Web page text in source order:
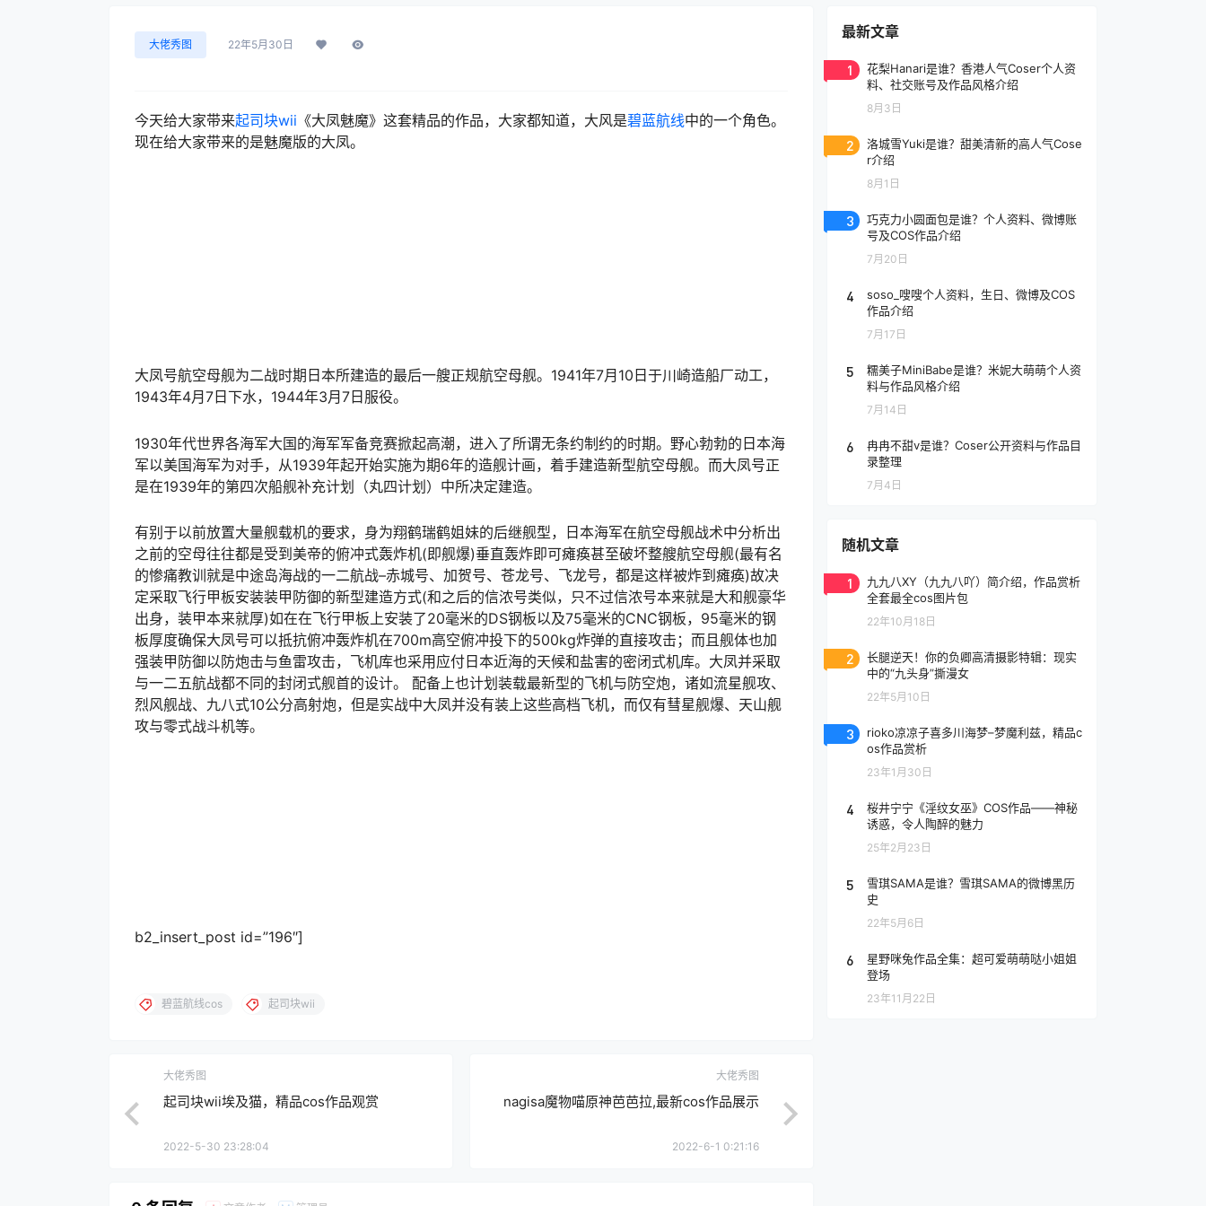
大佬秀图 22年5月30日
今天给大家带来起司块wii 《大凤魅魔》这套精品的作品，大家都知道，大风是碧蓝航线中的一个角色。
现在给大家带来的是魅魔版的大凤。
大凤号航空母舰为二战时期日本所建造的最后一艘正规航空母舰。1941年7月10日于川崎造船厂动工，
1943年4月7日下水，1944年3月7日服役。
1930年代世界各海军大国的海军军备竞赛掀起高潮，进入了所谓无条约制约的时期。野心勃勃的日本海
军以美国海军为对手，从1939年起开始实施为期6年的造舰计画，着手建造新型航空母舰。而大凤号正
是在1939年的第四次船舰补充计划（丸四计划）中所决定建造。
有别于以前放置大量舰载机的要求，身为翔鹤瑞鹤姐妹的后继舰型，日本海军在航空母舰战术中分析出
之前的空母往往都是受到美帝的俯冲式轰炸机(即舰爆)垂直轰炸即可瘫痪甚至破坏整艘航空母舰(最有名
的惨痛教训就是中途岛海战的一二航战–赤城号、加贺号、苍龙号、飞龙号，都是这样被炸到瘫痪)故决
定采取飞行甲板安装装甲防御的新型建造方式(和之后的信浓号类似，只不过信浓号本来就是大和舰豪华
出身，装甲本来就厚)如在在飞行甲板上安装了20毫米的DS钢板以及75毫米的CNC钢板，95毫米的钢
板厚度确保大凤号可以抵抗俯冲轰炸机在700m高空俯冲投下的500kg炸弹的直接攻击；而且舰体也加
强装甲防御以防炮击与鱼雷攻击，飞机库也采用应付日本近海的天候和盐害的密闭式机库。大凤并采取
与一二五航战都不同的封闭式舰首的设计。 配备上也计划装载最新型的飞机与防空炮，诸如流星舰攻、
烈风舰战、九八式10公分高射炮，但是实战中大凤并没有装上这些高档飞机，而仅有彗星舰爆、天山舰
攻与零式战斗机等。
b2_insert_post id=”196″]
碧蓝航线cos 起司块wii
大佬秀图
起司块wii埃及猫，精品cos作品观赏
2022-5-30 23:28:04
大佬秀图
nagisa魔物喵原神芭芭拉,最新cos作品展示
2022-6-1 0:21:16
最新文章
1
花梨Hanari是谁？香港人气Coser个人资
料、社交账号及作品风格介绍
8月3日
2
洛城雪Yuki是谁？甜美清新的高人气Cose
r介绍
8月1日
3
巧克力小圆面包是谁？个人资料、微博账
号及COS作品介绍
7月20日
4
soso_嗖嗖个人资料，生日、微博及COS
作品介绍
7月17日
5
糯美子MiniBabe是谁？米妮大萌萌个人资
料与作品风格介绍
7月14日
6
冉冉不甜v是谁？Coser公开资料与作品目
录整理
7月4日
随机文章
1
九九八XY（九九八吖）简介绍，作品赏析
全套最全cos图片包
22年10月18日
2
长腿逆天！你的负卿高清摄影特辑：现实
中的“九头身”撕漫女
22年5月10日
3
rioko凉凉子喜多川海梦–梦魔利兹，精品c
os作品赏析
23年1月30日
4
桜井宁宁《淫纹女巫》COS作品——神秘
诱惑，令人陶醉的魅力
25年2月23日
5
雪琪SAMA是谁？雪琪SAMA的微博黑历
史
22年5月6日
6
星野咪兔作品全集：超可爱萌萌哒小姐姐
登场
23年11月22日